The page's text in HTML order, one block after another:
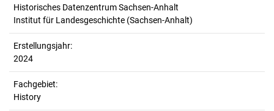
Historisches Datenzentrum Sachsen-Anhalt
Institut für Landesgeschichte (Sachsen-Anhalt)
Erstellungsjahr:
2024
Fachgebiet:
History